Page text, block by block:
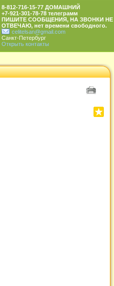
8-812-716-15-77 ДОМАШНИЙ
+7-921-301-78-78 телеграмм
ПИШИТЕ СООБЩЕНИЯ, НА ЗВОНКИ НЕ
ОТВЕЧАЮ, нет времени свободного.
celitelsan@gmail.com
Санкт-Петербург
Открыть контакты